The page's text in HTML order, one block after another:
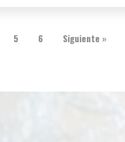
5 6 Siguiente »